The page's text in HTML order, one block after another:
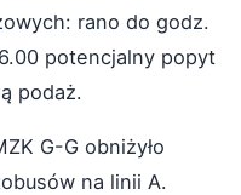
rano do godz.
potencjalny popyt
podaż.
G-G obniżyło
na linii A.